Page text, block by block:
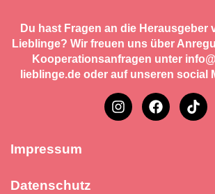
Du hast Fragen an die Herausgeber
Lieblinge? Wir freuen uns über
Kooperationsanfragen unter
lieblinge.de oder auf unseren social
Impressum
Datenschutz